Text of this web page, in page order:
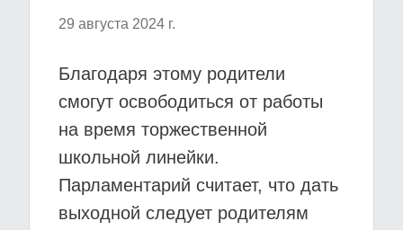
29 августа 2024 г.
Благодаря этому родители
смогут освободиться от работы
на время торжественной
школьной линейки.
Парламентарий считает, что дать
выходной следует родителям